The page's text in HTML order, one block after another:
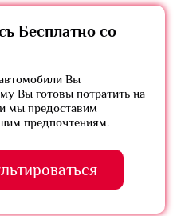
Бесплатно со
Вы
Вы готовы потратить на
мы предоставим
предпочтениям.